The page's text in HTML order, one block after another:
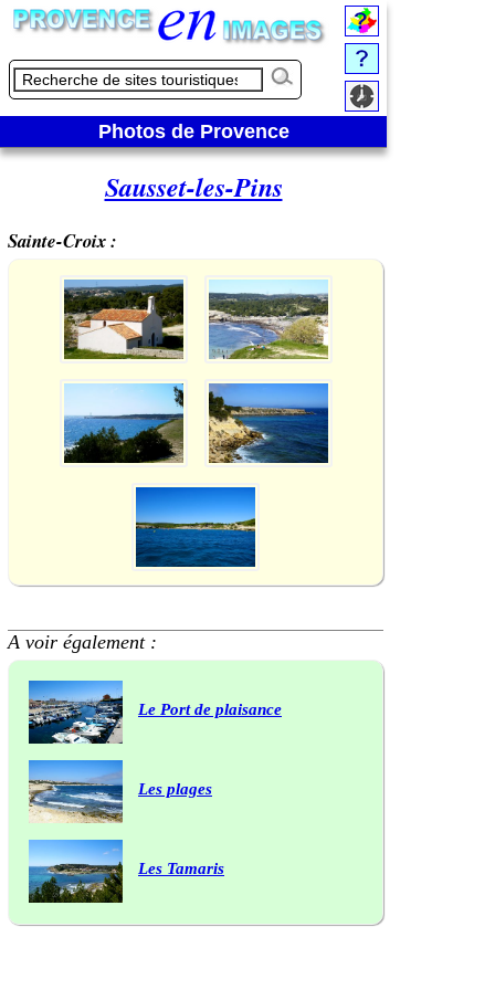
Photos de Provence
Sausset-les-Pins
Sainte-Croix :
A voir également :
Le Port de plaisance
Les plages
Les Tamaris